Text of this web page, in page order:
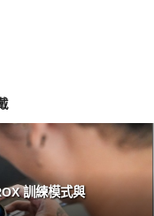
訓練模式與